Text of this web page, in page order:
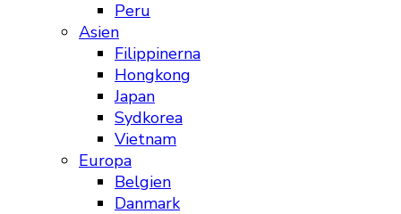
Peru
Asien
Filippinerna
Hongkong
Japan
Sydkorea
Vietnam
Europa
Belgien
Danmark